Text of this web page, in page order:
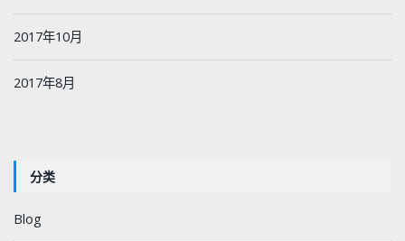
2017年10月
2017年8月
分类
Blog